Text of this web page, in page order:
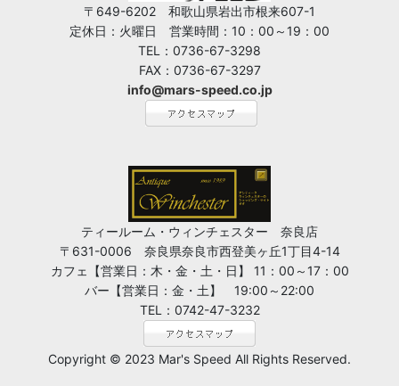
〒649-6202 和歌山県岩出市根来607-1
定休日：火曜日 営業時間：10：00～19：00
TEL：0736-67-3298
FAX：0736-67-3297
info@mars-speed.co.jp
ティールーム・ウィンチェスター 奈良店
〒631-0006 奈良県奈良市西登美ヶ丘1丁目4-14
カフェ【営業日：木・金・土・日】 11：00～17：00
バー【営業日：金・土】 19:00～22:00
TEL：0742-47-3232
Copyright © 2023 Mar's Speed All Rights Reserved.